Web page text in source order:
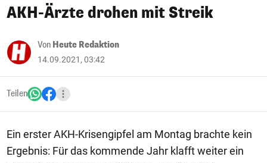
AKH-Ärzte drohen mit Streik
Von Heute Redaktion
14.09.2021, 03:42
Teilen
Ein erster AKH-Krisengipfel am Montag brachte kein
Ergebnis: Für das kommende Jahr klafft weiter ein